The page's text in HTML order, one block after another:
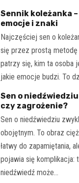
Sennik koleżanka
emocje i znaki
Najczęściej sen o
się przez prostą metodę
patrzy się, kim ta osoba
jakie emocje budzi. To
Sen o niedźwiedziu
czy zagrożenie?
Sen o niedźwiedziu
obojętnym. To obraz
łatwy do zapamiętania,
pojawia się komplikacja:
niedźwiedź może…